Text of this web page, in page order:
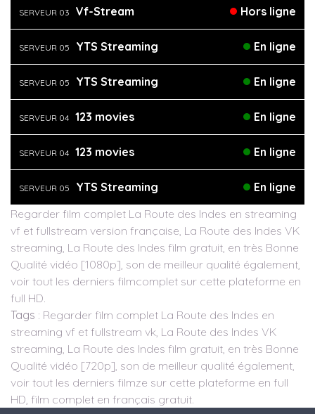
SERVEUR 03 Vf-Stream Hors ligne
SERVEUR 05 YTS Streaming En ligne
SERVEUR 05 YTS Streaming En ligne
SERVEUR 04 123 movies En ligne
SERVEUR 04 123 movies En ligne
SERVEUR 05 YTS Streaming
En ligne
Regarder film complet La Route des Indes en streaming
vf et fullstream version française, La Route des Indes VK
streaming, La Route des Indes film gratuit, en très Bonne
Qualité vidéo [1080p], son de meilleur qualité également,
voir tout les derniers filmcomplet sur cette plateforme en
full HD.
Tags : Regarder film complet La Route des Indes en
streaming vf et fullstream vk, La Route des Indes VK
streaming, La Route des Indes film gratuit, en très Bonne
Qualité vidéo [720p], son de meilleur qualité également,
voir tout les derniers filmze sur cette plateforme en full
HD, film complet en français gratuit.